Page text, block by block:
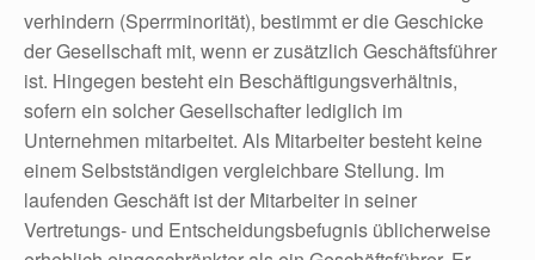
verhindern (Sperrminorität), bestimmt er die Geschicke
der Gesellschaft mit, wenn er zusätzlich Geschäftsführer
ist. Hingegen besteht ein Beschäftigungsverhältnis,
sofern ein solcher Gesellschafter lediglich im
Unternehmen mitarbeitet. Als Mitarbeiter besteht keine
einem Selbstständigen vergleichbare Stellung. Im
laufenden Geschäft ist der Mitarbeiter in seiner
Vertretungs- und Entscheidungsbefugnis üblicherweise